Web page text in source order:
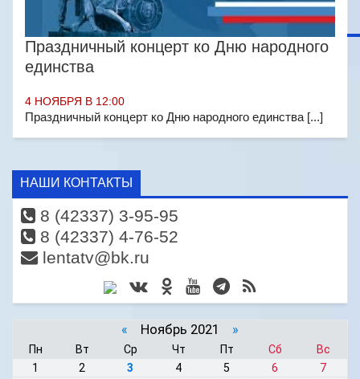
Праздничный концерт ко Дню народного
единства
4 НОЯБРЯ В 12:00
Праздничный концерт ко Дню народного единства [...]
НАШИ КОНТАКТЫ
8 (42337) 3-95-95
8 (42337) 4-76-52
lentatv@bk.ru
« Ноябрь 2021 »
Пн Вт Ср Чт Пт Сб
Вс
1
2 3 4 5 6
7